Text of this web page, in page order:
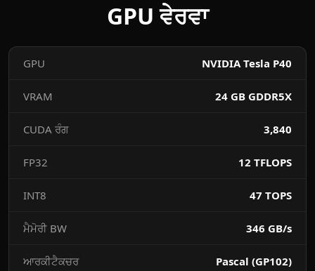
GPU ਵੇਰਵਾ
GPU NVIDIA Tesla P40
VRAM 24 GB GDDR5X
CUDA ਰੰਗ 3,840
FP32 12 TFLOPS
INT8 47 TOPS
ਮੈਮੋਰੀ BW 346 GB/s
ਆਰਕੀਟੈਕਚਰ Pascal (GP102)